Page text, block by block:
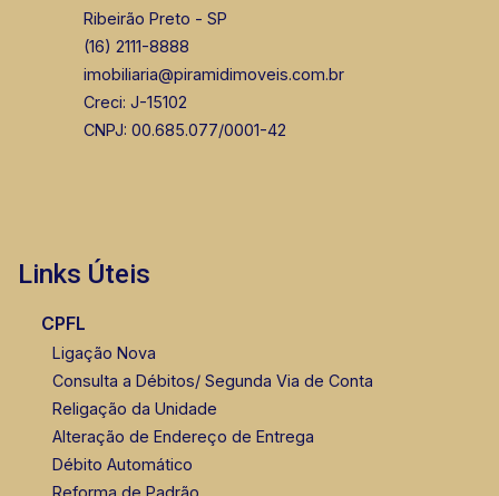
Ribeirão Preto - SP
(16) 2111-8888
imobiliaria@piramidimoveis.com.br
Creci: J-15102
CNPJ: 00.685.077/0001-42
Links Úteis
CPFL
Ligação Nova
Consulta a Débitos/ Segunda Via de Conta
Religação da Unidade
Alteração de Endereço de Entrega
Débito Automático
Reforma de Padrão